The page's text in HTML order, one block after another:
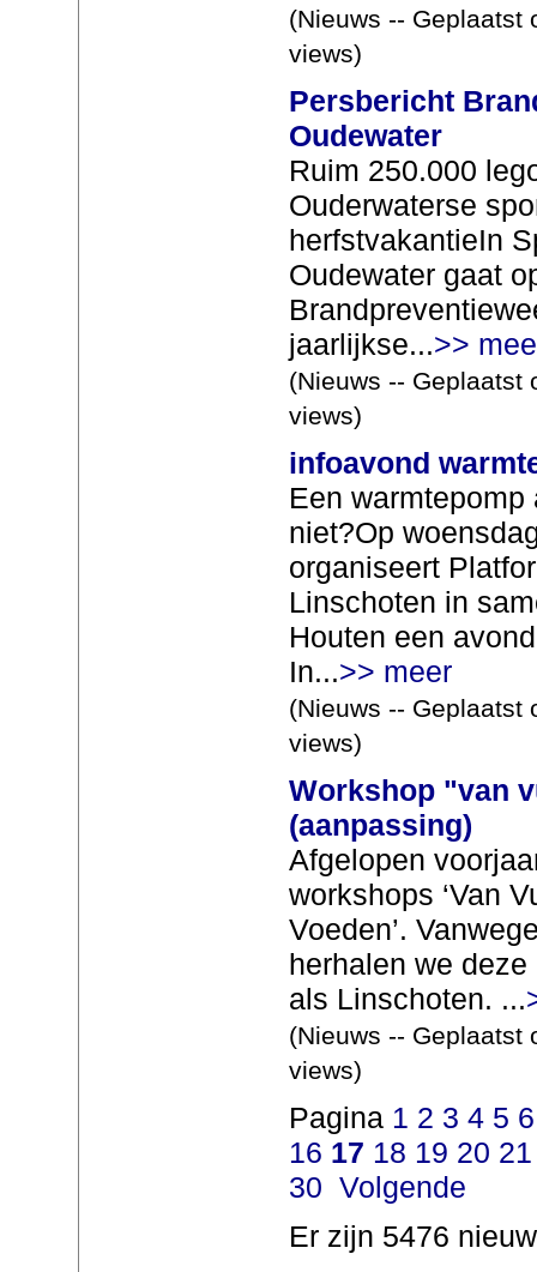
(Nieuws -- Geplaatst
views)
Persbericht
Oudewater
Ruim 250.000
Ouderwaterse
herfstvakantieIn
Oudewater gaat
jaarlijkse...>>
(Nieuws -- Geplaatst
views)
infoavond
Een
niet?Op
organiseert
Linschoten in
Houten een
In...>> meer
(Nieuws -- Geplaatst
views)
Workshop "van
(aanpassing)
Afgelopen
workshops ‘Van
Voeden’.
herhalen we
als Linschoten. ...
(Nieuws -- Geplaatst
views)
Pagina 1 2 3 4 5 6
16 17 18 19 20 21
30 Volgende
Er zijn 5476